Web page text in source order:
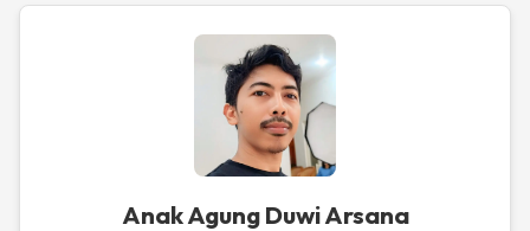
Anak Agung Duwi Arsana